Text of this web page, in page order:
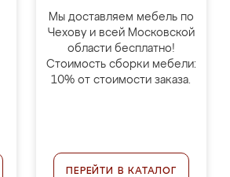
Мы доставляем мебель по
Чехову и всей Московской
области бесплатно!
Стоимость сборки мебели:
10% от стоимости заказа.
ПЕРЕЙТИ В КАТАЛОГ